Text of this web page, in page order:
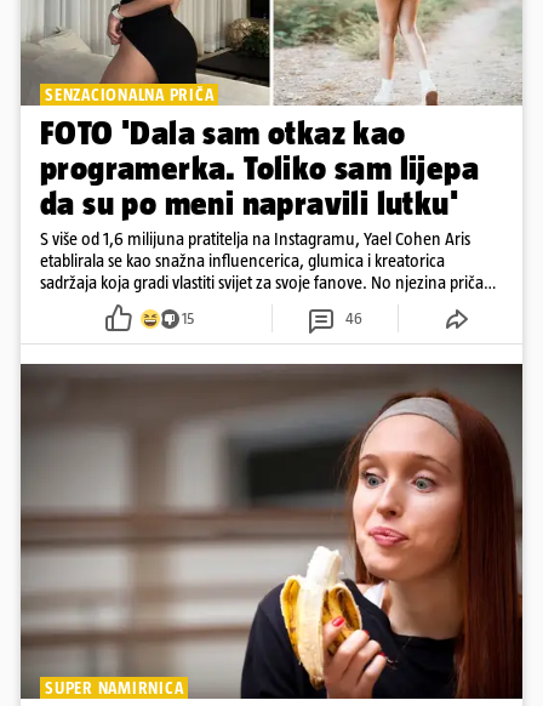
SENZACIONALNA PRIČA
FOTO 'Dala sam otkaz kao
programerka. Toliko sam lijepa
da su po meni napravili lutku'
S više od 1,6 milijuna pratitelja na Instagramu, Yael Cohen Aris
etablirala se kao snažna influencerica, glumica i kreatorica
sadržaja koja gradi vlastiti svijet za svoje fanove. No njezina priča
pokazuje da online slava dolazi i s neočekivanim izazovima
15 46
SUPER NAMIRNICA